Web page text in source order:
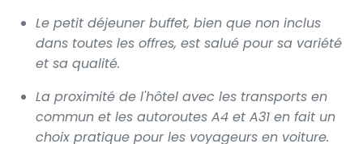
Le petit déjeuner buffet, bien que non inclus
dans toutes les offres, est salué pour sa variété
et sa qualité.
La proximité de l'hôtel avec les transports en
commun et les autoroutes A4 et A31 en fait un
choix pratique pour les voyageurs en voiture.